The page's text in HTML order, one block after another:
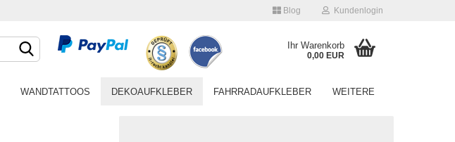
Blog Kundenlogin
Ihr Warenkorb
0,00 EUR
WANDTATTOOS DEKOAUFKLEBER FAHRRADAUFKLEBER WEITERE